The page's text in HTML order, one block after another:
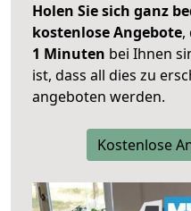
Holen Sie sich ganz
kostenlose Angebote,
1 Minuten bei Ihnen
ist, dass all dies zu
angeboten werden.
Kostenlose